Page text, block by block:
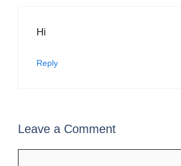
Hi
Reply
Leave a Comment